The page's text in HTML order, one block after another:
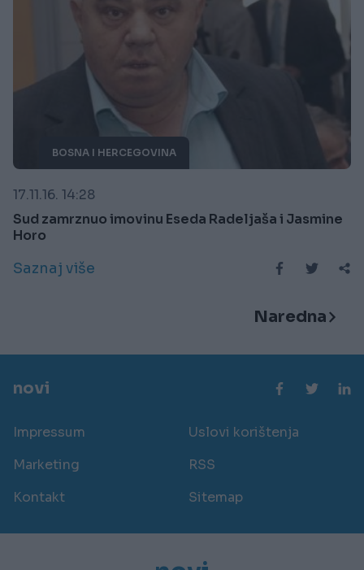
BOSNA I HERCEGOVINA
17.11.16. 14:28
Sud zamrznuo imovinu Eseda Radeljaša i Jasmine
Horo
Saznaj više
Naredna
novi
Impressum
Uslovi korištenja
Marketing
RSS
Kontakt
Sitemap